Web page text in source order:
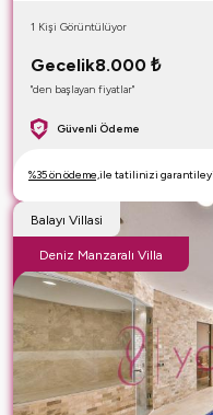
Güvenli Ödeme
Gecelik8.000 ₺
"den başlayan fiyatlar"
1 Kişi Görüntülüyor
%35 ön ödeme, ile tatilinizi
Balayı Villasi
Deniz Manzaralı Villa